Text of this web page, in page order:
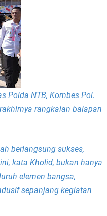
Berikan HT
Merah Putih
Antisipasi Kecelakaan
Sari Ampenan
di Kelurahan Taman Sari
Polda NTB, Kombes Pol.
rangkaian balapan
berlangsung sukses,
kata Kholid, bukan hanya
elemen bangsa,
sepanjang kegiatan